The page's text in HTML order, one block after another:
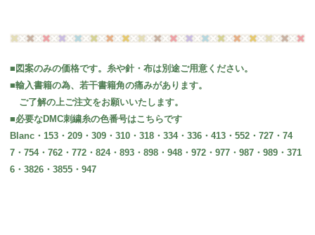
■図案のみの価格です。糸や針・布は別途ご用意ください。
■輸入書籍の為、若干書籍角の痛みがあります。
ご了解の上ご注文をお願いいたします。
■必要なDMC刺繍糸の色番号はこちらです
Blanc・153・209・309・310・318・334・336・413・552・727・74
7・754・762・772・824・893・898・948・972・977・987・989・371
6・3826・3855・947